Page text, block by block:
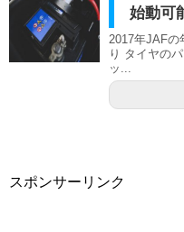
始動可
2017年JAFの
り タイヤの
ッ...
スポンサーリンク